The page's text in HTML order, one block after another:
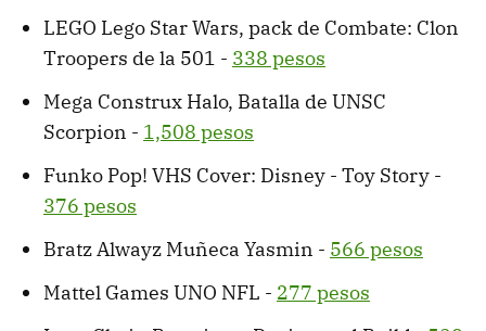
LEGO Lego Star Wars, pack de Combate: Clon
Troopers de la 501 - 338 pesos
Mega Construx Halo, Batalla de UNSC
Scorpion - 1,508 pesos
Funko Pop! VHS Cover: Disney - Toy Story -
376 pesos
Bratz Alwayz Muñeca Yasmin - 566 pesos
Mattel Games UNO NFL - 277 pesos